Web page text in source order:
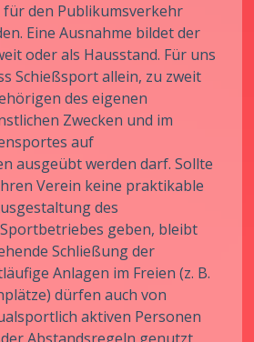
für den Publikumsverkehr
Eine Ausnahme bildet der
oder als Hausstand. Für uns
Schießsport allein, zu zweit
des eigenen
Zwecken und im
auf
ausgeübt werden darf. Sollte
Verein keine praktikable
des
geben, bleibt
Schließung der
Anlagen im Freien (z. B.
dürfen auch von
aktiven Personen
Abstandsregeln genutzt